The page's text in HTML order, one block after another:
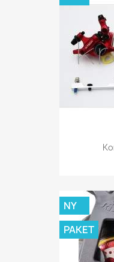
NY
PAKET